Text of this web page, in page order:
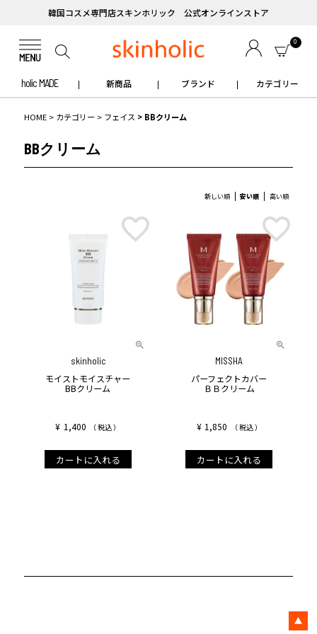
韓国コスメ専門店スキンホリック 公式オンラインストア
0
holic MADE 新商品 ブランド カテゴリー
HOME カテゴリー フェイス BBクリーム
BBクリーム
新しい順 安い順 高い順
skinholic
モイストモイスチャー
BBクリーム
¥ 1,400 税込
カートに入れる
MISSHA
パーフェクトカバー
ＢＢクリーム
¥ 1,850 税込
カートに入れる